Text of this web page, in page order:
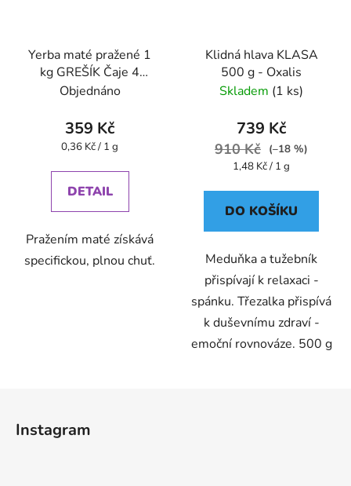
Yerba maté pražené 1
kg GREŠÍK Čaje 4
světadílů
Objednáno
359 Kč
Měrná
0,36 Kč / 1 g
DETAIL
Pražením maté získává
specifickou, plnou chuť.
Klidná hlava KLASA
500 g - Oxalis
Skladem (1 ks)
739 Kč
910 Kč
(–18 %)
Měrná
1,48 Kč / 1 g
DO KOŠÍKU
Meduňka a tužebník
přispívají k relaxaci -
spánku. Třezalka přispívá
k duševnímu zdraví -
emoční rovnováze. 500 g
Instagram